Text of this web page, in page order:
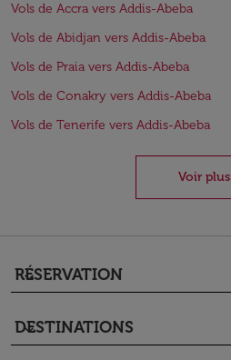
Vols de Accra vers Addis-Abeba
Vols de Abidjan vers Addis-Abeba
Vols de Praia vers Addis-Abeba
Vols de Conakry vers Addis-Abeba
Vols de Tenerife vers Addis-Abeba
Voir plus
RÉSERVATION
keyboard_arrow_down
DESTINATIONS
keyboard_arrow_down